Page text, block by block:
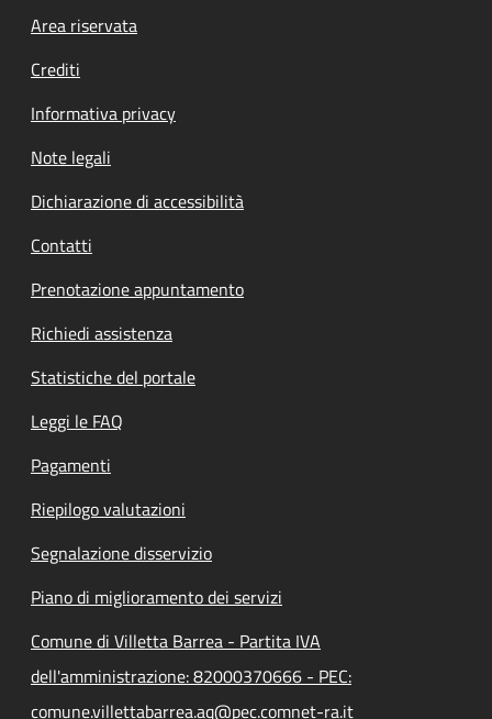
Footer menu
Area riservata
Crediti
Informativa privacy
Note legali
Dichiarazione di accessibilità
Contatti
Prenotazione appuntamento
Richiedi assistenza
Statistiche del portale
Leggi le FAQ
Pagamenti
Riepilogo valutazioni
Segnalazione disservizio
Piano di miglioramento dei servizi
Comune di Villetta Barrea - Partita IVA
dell'amministrazione: 82000370666 - PEC:
comune.villettabarrea.aq@pec.comnet-ra.it